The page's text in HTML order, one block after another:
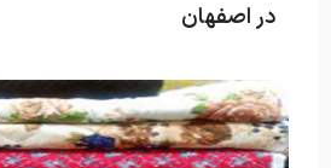
در اصفهان